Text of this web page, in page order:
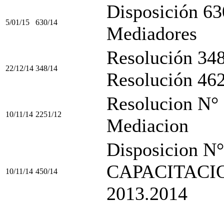
5/01/15 630/14
Disposición
Mediadores
22/12/14 348/14
Resolución
Resolución
10/11/14 2251/12
Resolucion
Mediacion
10/11/14 450/14
Disposicion
2013.2014